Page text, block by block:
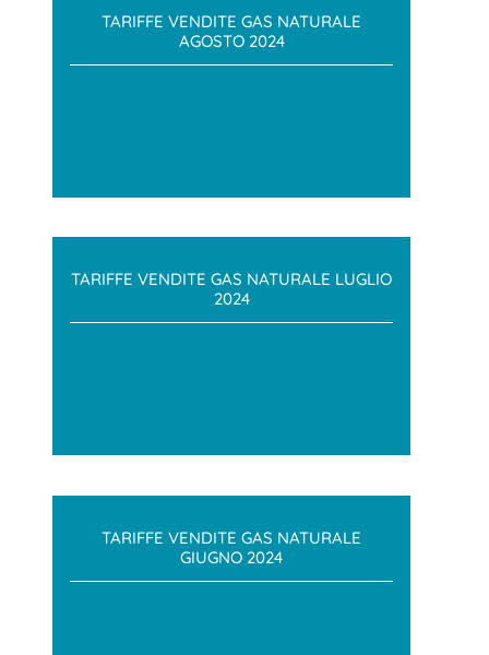
TARIFFE VENDITE GAS NATURALE
AGOSTO 2024
TARIFFE VENDITE GAS NATURALE LUGLIO
2024
TARIFFE VENDITE GAS NATURALE
GIUGNO 2024